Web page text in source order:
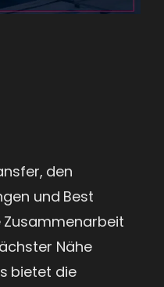
den
und Best
Zusammenarbeit
Nähe
bietet die